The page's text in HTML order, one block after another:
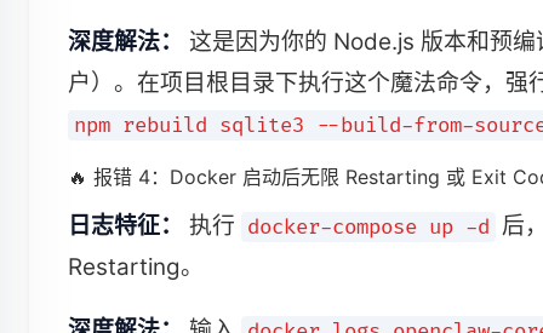
深度解法：
这是因为你的 Node.js 版本和预
户）。在项目根目录下执行这个魔法命令，
npm rebuild sqlite3 --build-from-
🔥 报错 4：Docker 启动后无限 Restarting 或 Exit
日志特征： 执行 docker-compose up -d 后
Restarting。